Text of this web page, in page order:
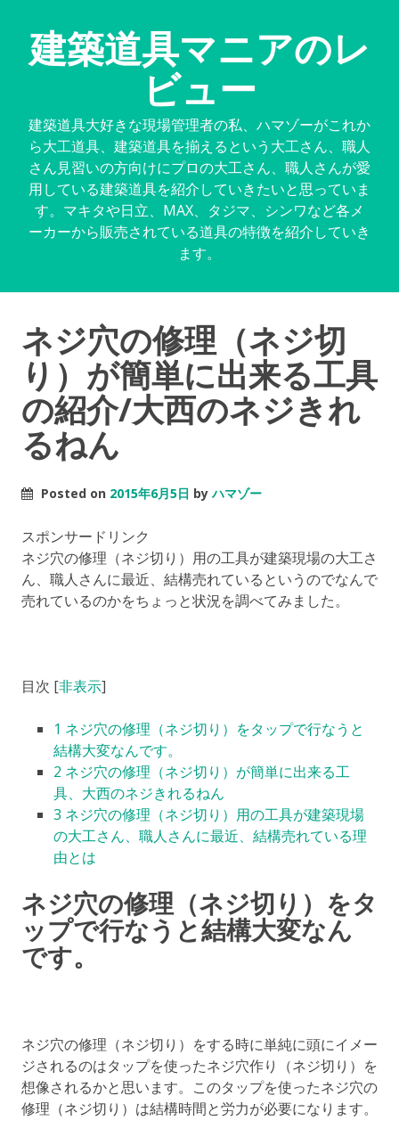
建築道具マニアのレ
ビュー
建築道具大好きな現場管理者の私、ハマゾーがこれか
ら大工道具、建築道具を揃えるという大工さん、職人
さん見習いの方向けにプロの大工さん、職人さんが愛
用している建築道具を紹介していきたいと思っていま
す。マキタや日立、MAX、タジマ、シンワなど各メ
ーカーから販売されている道具の特徴を紹介していき
ます。
ネジ穴の修理（ネジ切
り）が簡単に出来る工具
の紹介/大西のネジきれ
るねん
Posted on 2015年6月5日 byハマゾー
スポンサードリンク
ネジ穴の修理（ネジ切り）用の工具が建築現場の大工さ
ん、職人さんに最近、結構売れているというのでなんで
売れているのかをちょっと状況を調べてみました。
目次 [非表示]
1 ネジ穴の修理（ネジ切り）をタップで行なうと
結構大変なんです。
2 ネジ穴の修理（ネジ切り）が簡単に出来る工
具、大西のネジきれるねん
3 ネジ穴の修理（ネジ切り）用の工具が建築現場
の大工さん、職人さんに最近、結構売れている理
由とは
ネジ穴の修理（ネジ切り）をタ
ップで行なうと結構大変なん
です。
ネジ穴の修理（ネジ切り）をする時に単純に頭にイメー
ジされるのはタップを使ったネジ穴作り（ネジ切り）を
想像されるかと思います。このタップを使ったネジ穴の
修理（ネジ切り）は結構時間と労力が必要になります。